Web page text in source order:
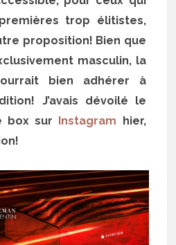
trop élitistes,
proposition! Bien que
masculin, la
bien adhérer à
J’avais dévoilé le
box sur Instagram hier,